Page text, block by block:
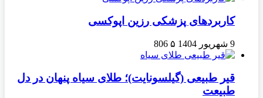
کاربردهای پزشکی رزین اپوکسی
9 شهریور 1404 ۵ 806
قیر طبیعی (گیلسونایت)؛ طلای سیاه پنهان در دل
طبیعت